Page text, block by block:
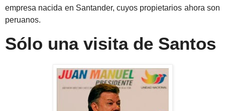
empresa nacida en Santander, cuyos propietarios ahora son
peruanos.
Sólo una visita de Santos